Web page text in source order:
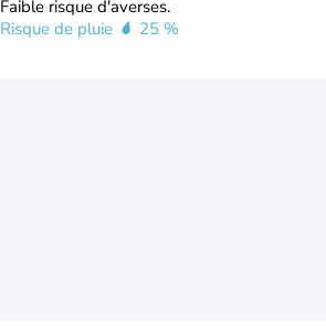
Faible risque d'averses.
Risque de pluie
25 %